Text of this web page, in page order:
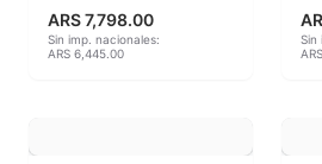
MAYCO DESIGNER LINER
ARS 7,798.00
Sin imp. nacionales:
ARS 6,445.00
Sin